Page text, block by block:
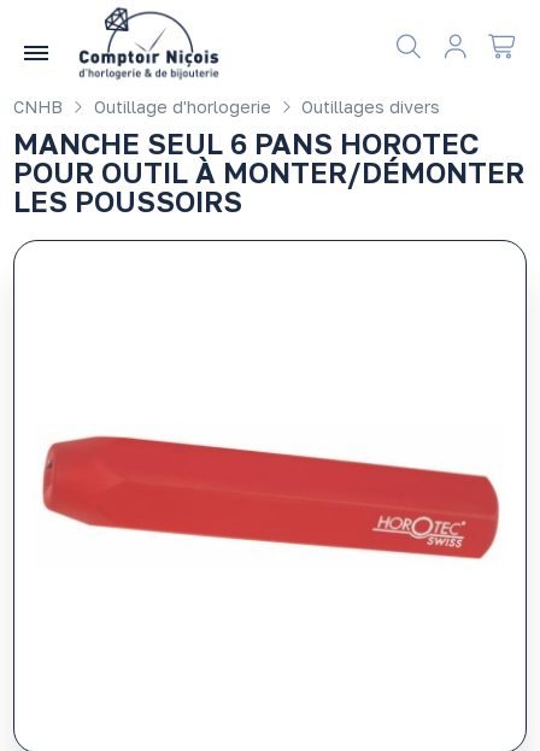
CNHB Outillage d'horlogerie Outillages divers
MANCHE SEUL 6 PANS HOROTEC
POUR OUTIL À MONTER/DÉMONTER
LES POUSSOIRS
Gérer les préférences en matière de cookies